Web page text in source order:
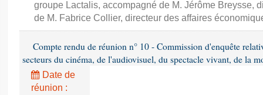
groupe Lactalis, accompagné de M. Jérôme Breysse,
de M. Fabrice Collier, directeur des affaires
Compte rendu de réunion n° 10 - Commission d'enquête
secteurs du cinéma, de l'audiovisuel, du spectacle vivant, de la
Date de
réunion :